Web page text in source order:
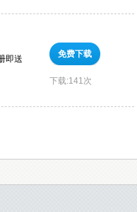
即送
免费下载
下载:141次